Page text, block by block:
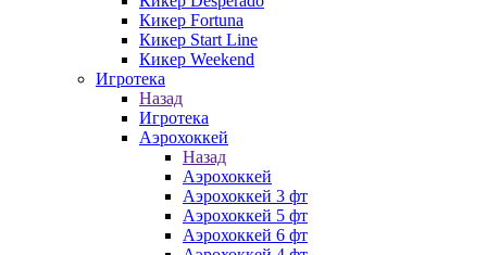
Кикер Fortuna
Кикер Start Line
Кикер Weekend
Игротека
Назад
Игротека
Аэрохоккей
Назад
Аэрохоккей
Аэрохоккей 3 фт
Аэрохоккей 5 фт
Аэрохоккей 6 фт